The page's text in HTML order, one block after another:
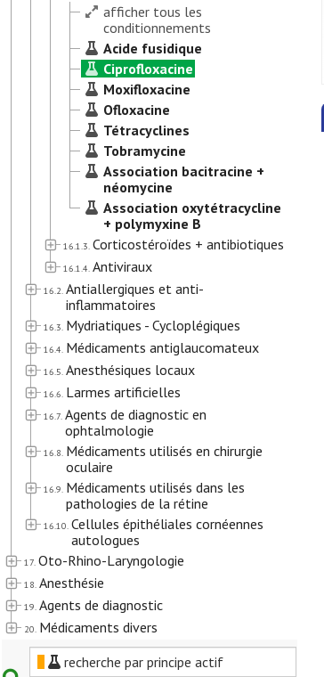
afficher tous les
conditionnements
Acide fusidique
Ciprofloxacine
Moxifloxacine
Ofloxacine
Tétracyclines
Tobramycine
Association bacitracine +
néomycine
Association oxytétracycline
+ polymyxine B
16.1.3. Corticostéroïdes + antibiotiques
16.1.4. Antiviraux
16.2. Antiallergiques et anti-
inflammatoires
16.3. Mydriatiques - Cycloplégiques
16.4. Médicaments antiglaucomateux
16.5. Anesthésiques locaux
16.6. Larmes artificielles
16.7. Agents de diagnostic en
ophtalmologie
16.8. Médicaments utilisés en chirurgie
oculaire
16.9. Médicaments utilisés dans les
pathologies de la rétine
16.10. Cellules épithéliales cornéennes
autologues
17. Oto-Rhino-Laryngologie
18. Anesthésie
19. Agents de diagnostic
20. Médicaments divers
recherche par principe actif